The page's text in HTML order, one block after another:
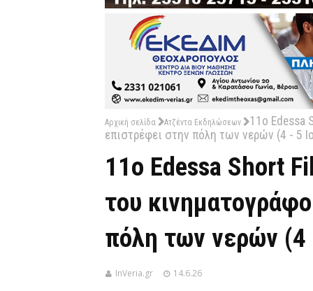
Αρχική σελίδα Ατζέντα Εκδηλώσεων
11ο Edessa
επιστρέφει στην πόλη των νερών (4 - 5
11ο Edessa Short
του
πόλη των νερών (4
InVeria.gr 14.6.26